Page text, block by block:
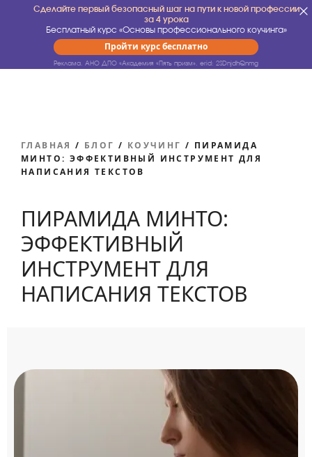
Сделайте первый безопасный шаг на пути к новой профессии
за 4 урока
Бесплатный курс «Основы профессионального коучинга»
Пройти курс бесплатно
Реклама. АНО ДПО «Академия «Пять призм». erid: 2SDnjdhQnmg
ГЛАВНАЯ / БЛОГ / КОУЧИНГ / ПИРАМИДА
МИНТО: ЭФФЕКТИВНЫЙ ИНСТРУМЕНТ ДЛЯ
НАПИСАНИЯ ТЕКСТОВ
ПИРАМИДА МИНТО:
ЭФФЕКТИВНЫЙ
ИНСТРУМЕНТ ДЛЯ
НАПИСАНИЯ ТЕКСТОВ